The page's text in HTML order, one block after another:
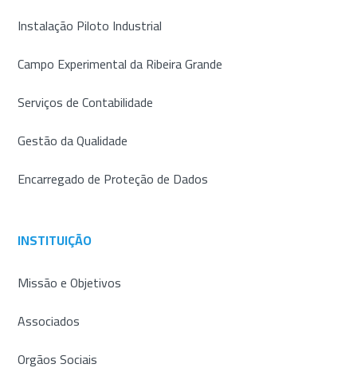
Instalação Piloto Industrial
Campo Experimental da Ribeira Grande
Serviços de Contabilidade
Gestão da Qualidade
Encarregado de Proteção de Dados
INSTITUIÇÃO
Missão e Objetivos
Associados
Orgãos Sociais